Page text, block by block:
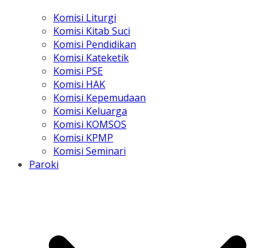
Komisi Liturgi
Komisi Kitab Suci
Komisi Pendidikan
Komisi Kateketik
Komisi PSE
Komisi HAK
Komisi Kepemudaan
Komisi Keluarga
Komisi KOMSOS
Komisi KPMP
Komisi Seminari
Paroki